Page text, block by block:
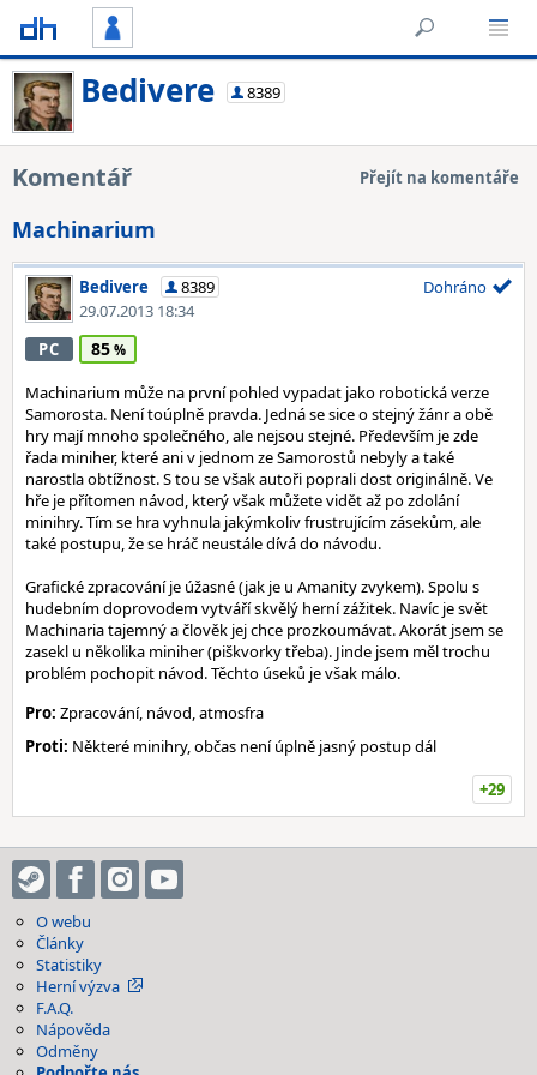
Bedivere 8389
Komentář Přejít na komentáře
Machinarium
Bedivere
8389
29.07.2013 18:34
Dohráno
PC 85
Machinarium může na první pohled vypadat jako robotická verze
Samorosta. Není toúplně pravda. Jedná se sice o stejný žánr a obě
hry mají mnoho společného, ale nejsou stejné. Především je zde
řada miniher, které ani v jednom ze Samorostů nebyly a také
narostla obtížnost. S tou se však autoři poprali dost originálně. Ve
hře je přítomen návod, který však můžete vidět až po zdolání
minihry. Tím se hra vyhnula jakýmkoliv frustrujícím zásekům, ale
také postupu, že se hráč neustále dívá do návodu.
Grafické zpracování je úžasné (jak je u Amanity zvykem). Spolu s
hudebním doprovodem vytváří skvělý herní zážitek. Navíc je svět
Machinaria tajemný a člověk jej chce prozkoumávat. Akorát jsem se
zasekl u několika miniher (piškvorky třeba). Jinde jsem měl trochu
problém pochopit návod. Těchto úseků je však málo.
Pro: Zpracování, návod, atmosfra
Proti: Některé minihry, občas není úplně jasný postup dál
+29
O webu
Články
Statistiky
Herní výzva
F.A.Q.
Nápověda
Odměny